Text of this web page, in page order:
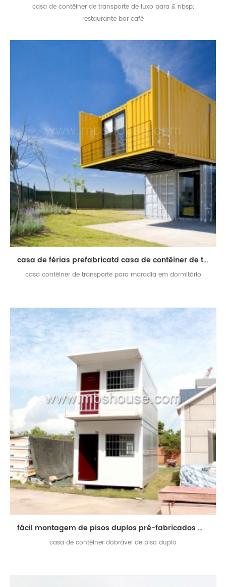
casa de contêiner de transporte de luxo para & nbsp;
restaurante bar café
casa de férias prefabricatd casa de contêiner de transporte de luxo
casa contêiner de transporte para moradia em dormitório
fácil montagem de pisos duplos pré-fabricados móvel casa recipiente dobrável
casa de contêiner dobrável de piso duplo